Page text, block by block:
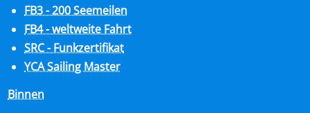
FB3 - 200 Seemeilen
FB4 - weltweite Fahrt
SRC - Funkzertifikat
YCA Sailing Master
Binnen